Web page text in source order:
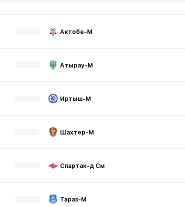
Актобе-М
Атырау-М
Иртыш-М
Шахтер-М
Спартак-д См
Тараз-М